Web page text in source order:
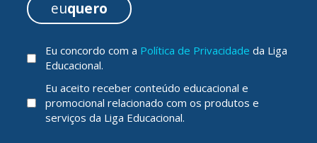
euquero
Eu concordo com a Política de Privacidade da Liga
Educacional.
Eu aceito receber conteúdo educacional e
promocional relacionado com os produtos e
serviços da Liga Educacional.